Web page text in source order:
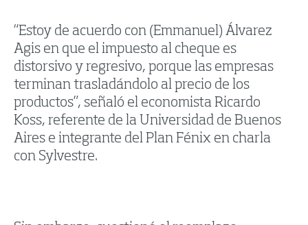
“Estoy de acuerdo con (Emmanuel) Álvarez
Agis en que el impuesto al cheque es
distorsivo y regresivo, porque las empresas
terminan trasladándolo al precio de los
productos”, señaló el economista Ricardo
Koss, referente de la Universidad de Buenos
Aires e integrante del Plan Fénix en charla
con Sylvestre.